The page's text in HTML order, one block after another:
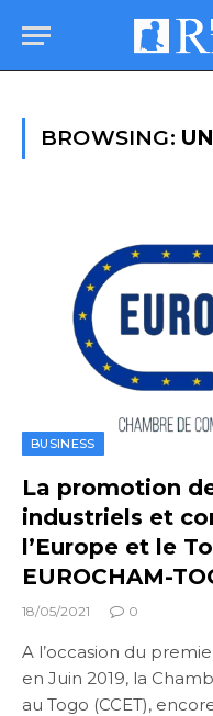
BROWSING:
BUSINESS
La promotion
industriels et
l’Europe et le
EUROCHAM-
18/05/2021 0
A l’occasion du
en Juin 2019, la
au Togo (CCET),